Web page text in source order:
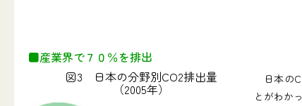
■産業界で７０％を排出
図3 日本の分野別CO2排出量
（2005年）
日本の
とがわか